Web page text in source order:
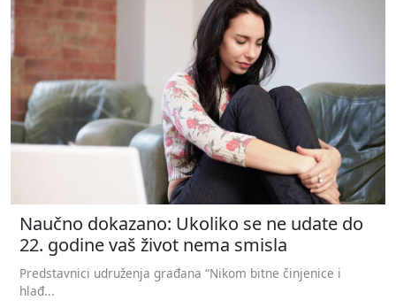
Naučno dokazano: Ukoliko se ne udate do
22. godine vaš život nema smisla
Predstavnici udruženja građana “Nikom bitne činjenice i
hlađ...